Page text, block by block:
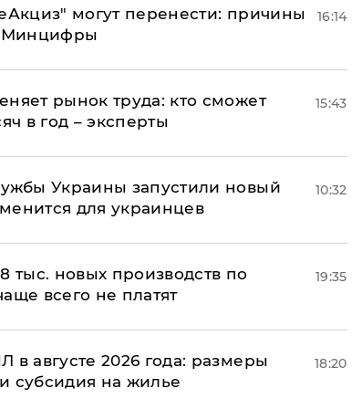
могут перенести: причины
Минцифры
16:14
рынок труда: кто сможет
в год – эксперты
15:43
Украины запустили новый
для украинцев
10:32
тыс. новых производств по
всего не платят
19:35
августе 2026 года: размеры
субсидия на жилье
18:20